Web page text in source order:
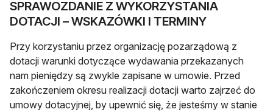
SPRAWOZDANIE Z WYKORZYSTANIA
DOTACJI – WSKAZÓWKI I TERMINY
Przy korzystaniu przez organizację pozarządową z
dotacji warunki dotyczące wydawania przekazanych
nam pieniędzy są zwykle zapisane w umowie. Przed
zakończeniem okresu realizacji dotacji warto zajrzeć do
umowy dotacyjnej, by upewnić się, że jesteśmy w stanie